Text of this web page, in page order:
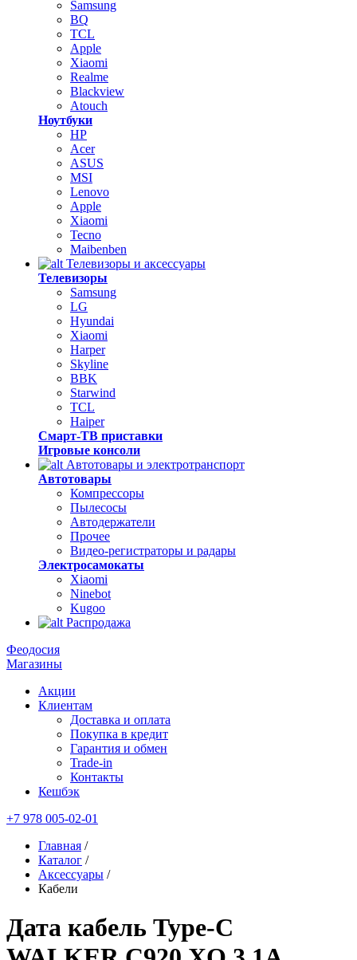
Samsung
BQ
TCL
Apple
Xiaomi
Realme
Blackview
Atouch
Ноутбуки
HP
Acer
ASUS
MSI
Lenovo
Apple
Xiaomi
Tecno
Maibenben
Телевизоры и аксессуары
Телевизоры
Samsung
LG
Hyundai
Xiaomi
Harper
Skyline
BBK
Starwind
TCL
Haiper
Смарт-ТВ приставки
Игровые консоли
Автотовары и электротранспорт
Автотовары
Компрессоры
Пылесосы
Автодержатели
Прочее
Видео-регистраторы и радары
Электросамокаты
Xiaomi
Ninebot
Kugoo
Распродажа
Феодосия
Магазины
Акции
Клиентам
Доставка и оплата
Покупка в кредит
Гарантия и обмен
Trade-in
Контакты
Кешбэк
+7 978 005-02-01
Главная /
Каталог /
Аксессуары /
Кабели
Дата кабель Type-C